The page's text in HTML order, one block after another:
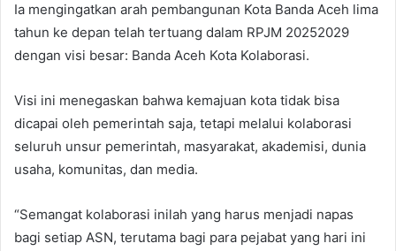
Ia mengingatkan arah pembangunan Kota Banda Aceh lima
tahun ke depan telah tertuang dalam RPJM 20252029
dengan visi besar: Banda Aceh Kota Kolaborasi.
Visi ini menegaskan bahwa kemajuan kota tidak bisa
dicapai oleh pemerintah saja, tetapi melalui kolaborasi
seluruh unsur pemerintah, masyarakat, akademisi, dunia
usaha, komunitas, dan media.
“Semangat kolaborasi inilah yang harus menjadi napas
bagi setiap ASN, terutama bagi para pejabat yang hari ini